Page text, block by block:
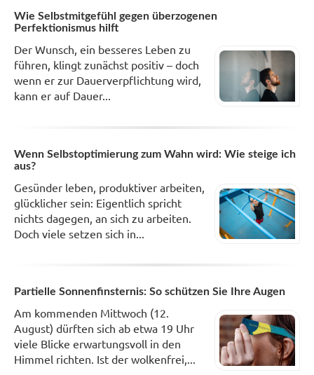
Wie Selbstmitgefühl gegen überzogenen
Perfektionismus hilft
Der Wunsch, ein besseres Leben zu
führen, klingt zunächst positiv – doch
wenn er zur Dauerverpflichtung wird,
kann er auf Dauer...
Wenn Selbstoptimierung zum Wahn wird: Wie steige ich
aus?
Gesünder leben, produktiver arbeiten,
glücklicher sein: Eigentlich spricht
nichts dagegen, an sich zu arbeiten.
Doch viele setzen sich in...
Partielle Sonnenfinsternis: So schützen Sie Ihre Augen
Am kommenden Mittwoch (12.
August) dürften sich ab etwa 19 Uhr
viele Blicke erwartungsvoll in den
Himmel richten. Ist der wolkenfrei,...